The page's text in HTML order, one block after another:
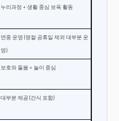
누리과정 + 생활 중심 보육 활동
연중 운영 (명절·공휴일 제외 대부분 운
영)
보호와 돌봄 + 놀이 중심
대부분 제공 (간식 포함)